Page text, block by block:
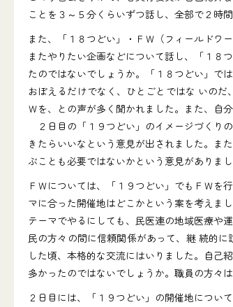
ことを３～５分くらいずつ話し、全部で２時
また、「１８つどい」・ＦＷ（フィールドワ
またやりたい企画などについて話し、「１８
たのではないでしょうか。「１８つどい」で
おぼえるだけでなく、ひとごとではな いの
Ｗを、との声が多く聞かれました。また、自
２日目の「１９つどい」のイメージづくり
きたらいいなという意見が出されました。ま
ぶことも必要ではないかという意見がありまし
ＦＷについては、「１９つどい」でもＦＷを
マに合った開催地はどこかという案を考えま
テーマでやるにしても、民医連の地域医療や
民の方々の間に信頼関係があって、継 続的
した頃、本格的な交流にはいりました。自
多かったのではないでしょうか。職員の方々
２日目には、「１９つどい」の開催地につい